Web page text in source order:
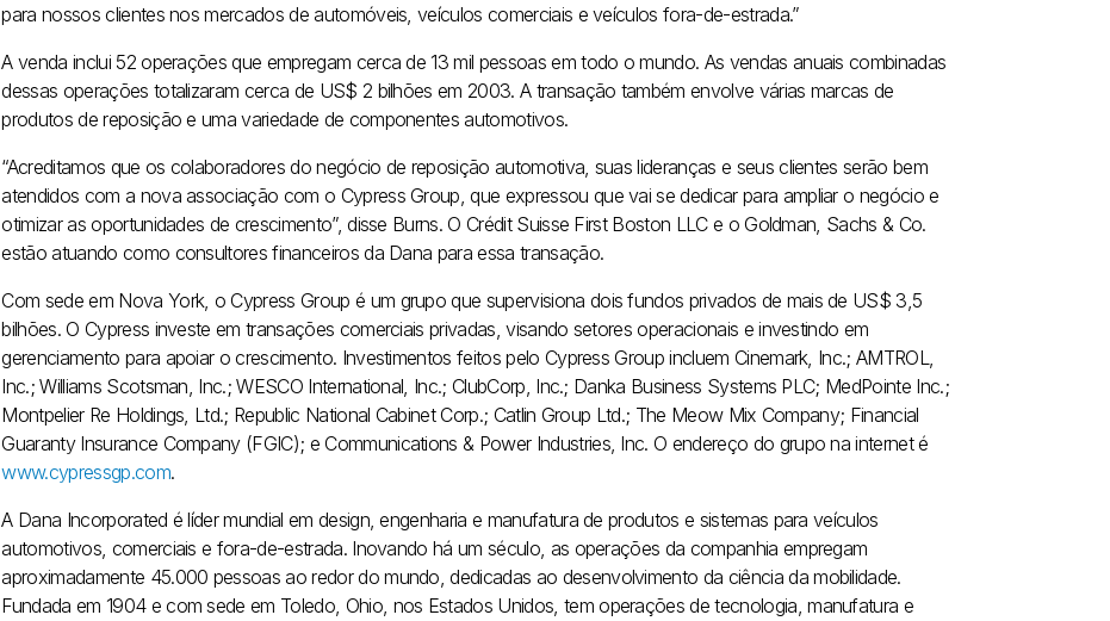
para nossos clientes nos mercados de automóveis, veículos comerciais e veículos fora-de-estrada.”
A venda inclui 52 operações que empregam cerca de 13 mil pessoas em todo o mundo. As vendas anuais combinadas
dessas operações totalizaram cerca de US$ 2 bilhões em 2003. A transação também envolve várias marcas de
produtos de reposição e uma variedade de componentes automotivos.
“Acreditamos que os colaboradores do negócio de reposição automotiva, suas lideranças e seus clientes serão bem
atendidos com a nova associação com o Cypress Group, que expressou que vai se dedicar para ampliar o negócio e
otimizar as oportunidades de crescimento”, disse Burns. O Crédit Suisse First Boston LLC e o Goldman, Sachs & Co.
estão atuando como consultores financeiros da Dana para essa transação.
Com sede em Nova York, o Cypress Group é um grupo que supervisiona dois fundos privados de mais de US$ 3,5
bilhões. O Cypress investe em transações comerciais privadas, visando setores operacionais e investindo em
gerenciamento para apoiar o crescimento. Investimentos feitos pelo Cypress Group incluem Cinemark, Inc.; AMTROL,
Inc.; Williams Scotsman, Inc.; WESCO International, Inc.; ClubCorp, Inc.; Danka Business Systems PLC; MedPointe Inc.;
Montpelier Re Holdings, Ltd.; Republic National Cabinet Corp.; Catlin Group Ltd.; The Meow Mix Company; Financial
Guaranty Insurance Company (FGIC); e Communications & Power Industries, Inc. O endereço do grupo na internet é
www.cypressgp.com.
A Dana Incorporated é líder mundial em design, engenharia e manufatura de produtos e sistemas para veículos
automotivos, comerciais e fora-de-estrada. Inovando há um século, as operações da companhia empregam
aproximadamente 45.000 pessoas ao redor do mundo, dedicadas ao desenvolvimento da ciência da mobilidade.
Fundada em 1904 e com sede em Toledo, Ohio, nos Estados Unidos, tem operações de tecnologia, manufatura e